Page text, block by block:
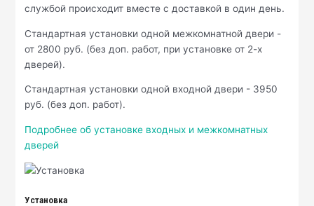
службой происходит вместе с доставкой в один день.
Стандартная установки одной межкомнатной двери -
от 2800 руб. (без доп. работ, при установке от 2-х
дверей).
Стандартная установки одной входной двери - 3950
руб. (без доп. работ).
Подробнее об установке входных и межкомнатных
дверей
Установка